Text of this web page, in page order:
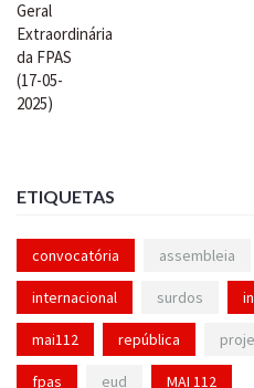
ETIQUETAS
convocatória assembleia
internacional surdos
mai112 república
fpas eud MAI 112